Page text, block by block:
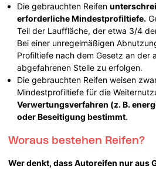
Die gebrauchten Reifen
erforderliche Mindestprofiltiefe.
Teil der Lauffläche, der etwa 3/4
Bei einer unregelmäßigen
Profiltiefe nach dem Gesetz an der
abgefahrenen Stelle zu erfolgen.
Die gebrauchten Reifen weisen
Mindestprofiltiefe für die
Verwertungsverfahren (z. B.
oder Beseitigung bestimmt.
Woraus bestehen Reifen?
Wer denkt, dass Autoreifen nur aus